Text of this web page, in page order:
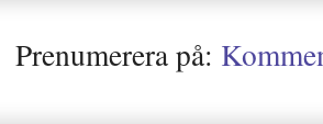
Prenumerera på: